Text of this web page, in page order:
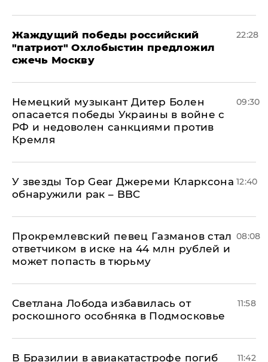
Жаждущий победы российский
"патриот" Охлобыстин предложил
сжечь Москву
22:28
Немецкий музыкант Дитер Болен
опасается победы Украины в войне с
РФ и недоволен санкциями против
Кремля
09:30
У звезды Top Gear Джереми Кларксона
обнаружили рак – BBC
12:40
Прокремлевский певец Газманов стал
ответчиком в иске на 44 млн рублей и
может попасть в тюрьму
08:08
Светлана Лобода избавилась от
роскошного особняка в Подмосковье
11:58
В Бразилии в авиакатастрофе погиб
11:42